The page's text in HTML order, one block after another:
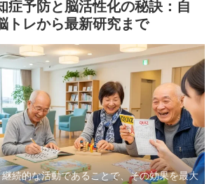
症予防と脳活性化の秘訣：自
トレから最新研究まで
続的な活動であることで、その効果を最大